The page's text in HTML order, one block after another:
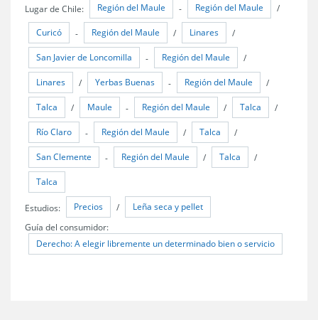
Lugar de Chile: Región del Maule - Región del Maule /
Curicó - Región del Maule / Linares /
San Javier de Loncomilla - Región del Maule /
Linares / Yerbas Buenas - Región del Maule /
Talca / Maule - Región del Maule / Talca /
Río Claro - Región del Maule / Talca /
San Clemente - Región del Maule / Talca /
Talca
Estudios: Precios / Leña seca y pellet
Guía del consumidor:
Derecho: A elegir libremente un determinado bien o servicio